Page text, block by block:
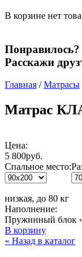
В корзине нет
Понравилось?
Расскажи
Главная /Матрасы
Матрас
Цена:
5 800руб.
Спальное место:
низкая, до 80 кг
Наполнение:
Пружинный блок
В корзину
« Назад в каталог